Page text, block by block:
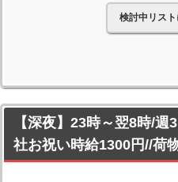
検討中リス
【深夜】23時～翌8時/
社お祝い時給1300円//